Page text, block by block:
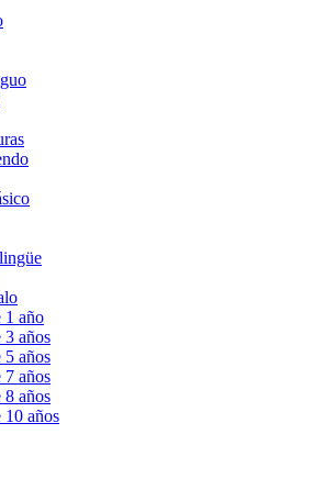
1 año
3 años
5 años
7 años
8 años
10 años